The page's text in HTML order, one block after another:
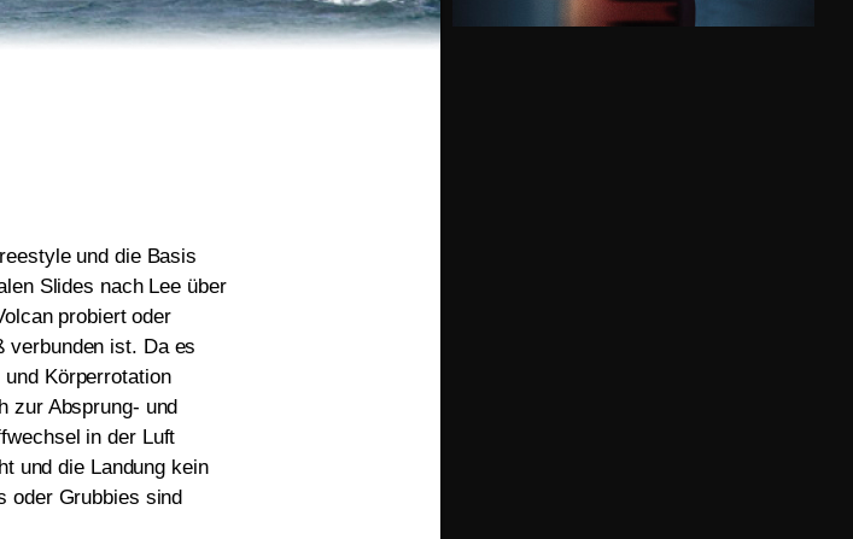
und die Basis
Slides nach Lee über
probiert oder
verbunden ist. Da es
Körperrotation
zur Absprung- und
in der Luft
und die Landung kein
oder Grubbies sind